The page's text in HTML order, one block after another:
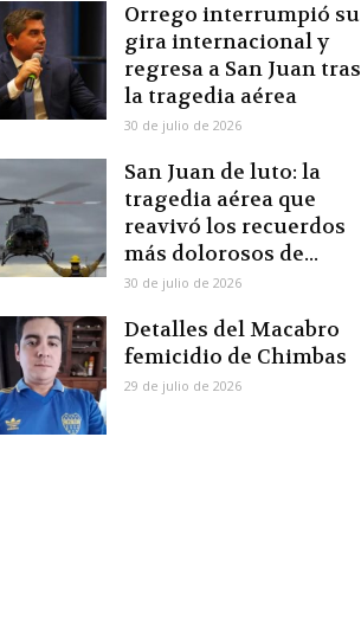
Orrego interrumpió su
gira internacional y
regresa a San Juan tras
la tragedia aérea
30 de julio de 2026
San Juan de luto: la
tragedia aérea que
reavivó los recuerdos
más dolorosos de...
30 de julio de 2026
Detalles del Macabro
femicidio de Chimbas
29 de julio de 2026